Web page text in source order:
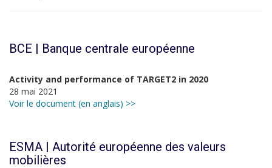
BCE | Banque centrale européenne
Activity and performance of TARGET2 in 2020
28 mai 2021
Voir le document (en anglais) >>
ESMA | Autorité européenne des valeurs
mobilières